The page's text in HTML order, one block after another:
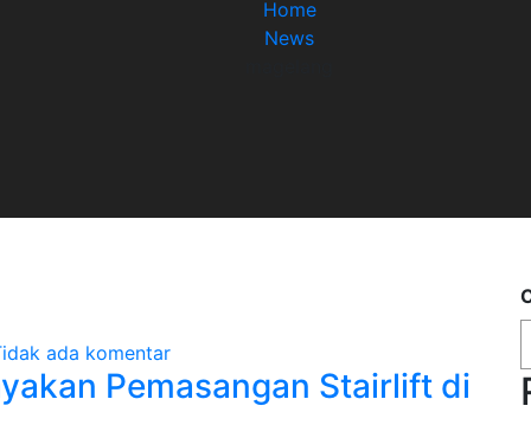
Home
News
ada komentar
Pemasangan Stairlift di